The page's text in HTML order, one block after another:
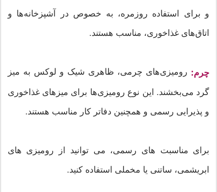
و برای استفاده روزمره، به خصوص در آشپزخانه‌ها و
اتاق‌های غذاخوری، مناسب هستند.
چرم: رومیزی‌های چرمی، ظاهری شیک و لوکس به میز
گرد می‌بخشند. این نوع رومیزی‌ها برای میزهای غذاخوری
و پذیرایی رسمی و همچنین دفاتر کار مناسب هستند.
برای مناسبت های رسمی، می توانید از رومیزی های
ابریشمی، ساتنی یا مخملی استفاده کنید.